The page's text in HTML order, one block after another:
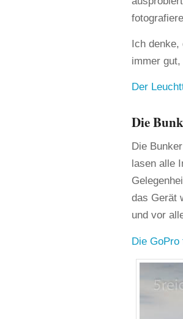
Ich denke,
immer
Der
Die
Die
lasen alle
das Gerät
und vor
Die GoPro